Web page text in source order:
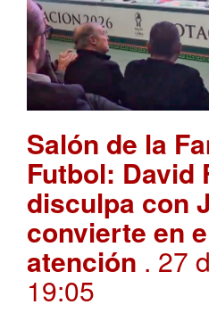
Salón de la
Futbol: David
disculpa con
convierte en
atención . 27
19:05